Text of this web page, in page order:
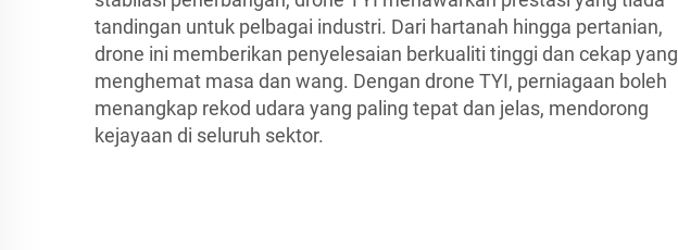
tandingan untuk pelbagai industri. Dari hartanah hingga pertanian,
drone ini memberikan penyelesaian berkualiti tinggi dan cekap yang
menghemat masa dan wang. Dengan drone TYI, perniagaan boleh
menangkap rekod udara yang paling tepat dan jelas, mendorong
kejayaan di seluruh sektor.